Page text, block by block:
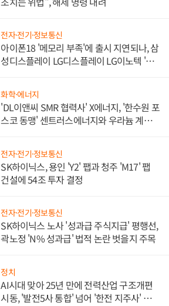
전자·전기·정보통신
아이폰18 '메모리 부족'에 출시 지연되나, 삼
성디스플레이 LG디스플레이 LG이노텍 '탈
화학·에너지
'DL이앤씨 SMR 협력사' X에너지, '한수원 포
스코 동맹' 센트러스에너지와 우라늄 계약
전자·전기·정보통신
SK하이닉스, 용인 'Y2' 팹과 청주 'M17' 팹
건설에 54조 투자 결정
전자·전기·정보통신
SK하이닉스 노사 '성과급 주식지급' 평행선,
곽노정 'N% 성과급' 법적 논란 벗을지 주목
정치
AI시대 맞아 25년 만에 전력산업 구조개편
시동, '발전5사 통합' 넘어 '한전 지주사' 재편